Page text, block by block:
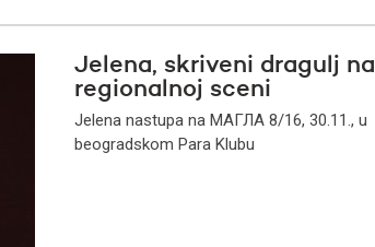
Jelena, skriveni dragulj na
regionalnoj sceni
Jelena nastupa na МАГЛА 8/16, 30.11., u
beogradskom Para Klubu